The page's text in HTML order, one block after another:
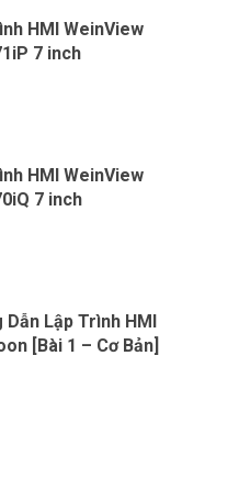
HMI WeinView
7 inch
HMI WeinView
7 inch
Dẫn Lập Trình HMI
[Bài 1 – Cơ Bản]